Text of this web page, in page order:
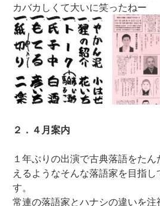
カバカしくて大いに笑ったねー
２．４月案内
１年ぶりの出演で古典落語をた
えるようなそんな落語家を目指
す。
常連の落語家とハナシの違いを注